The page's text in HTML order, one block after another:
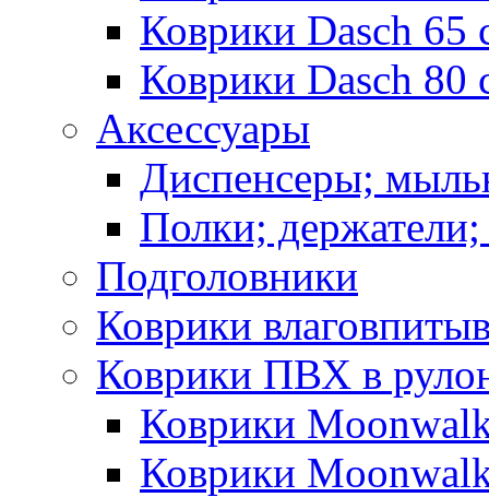
Коврики Dasch 65
Коврики Dasch 80
Аксессуары
Диспенсеры;
Полки;
Подголовники
Коврики
Коврики ПВХ в
Коврики
Коврики